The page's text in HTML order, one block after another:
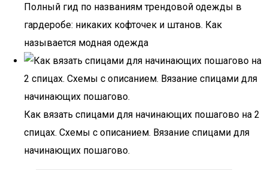
Полный гид по названиям трендовой одежды в
гардеробе: никаких кофточек и штанов. Как
называется модная одежда
Как вязать спицами для начинающих пошагово на 2
спицах. Схемы с описанием. Вязание спицами для
начинающих пошагово.